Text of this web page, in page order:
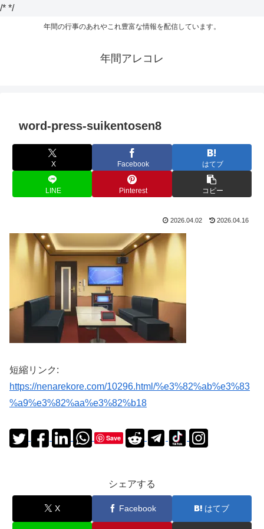
/* */
年間の行事のあれやこれ豊富な情報を配信しています。
年間アレコレ
word-press-suikentosen8
X Facebook はてブ
LINE Pinterest コピー
2026.04.02 2026.04.16
短縮リンク:
https://nenarekore.com/10296.html/%e3%82%ab%e3%83
%a9%e3%82%aa%e3%82%b18
Save
シェアする
X Facebook はてブ